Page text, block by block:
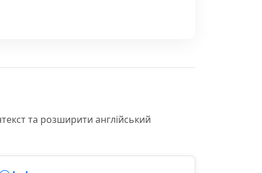
та розширити англійський